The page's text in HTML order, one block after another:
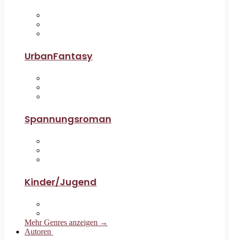
UrbanFantasy
Spannungsroman
Kinder/Jugend
Mehr Genres anzeigen →
Autoren